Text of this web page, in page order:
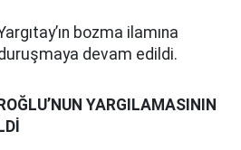
bozma ilamına
devam edildi.
NUN YARGILAMASI NIN